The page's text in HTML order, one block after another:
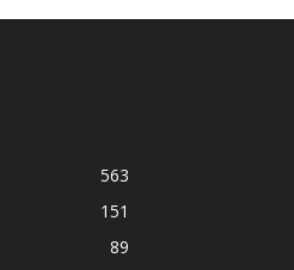
563
151
89